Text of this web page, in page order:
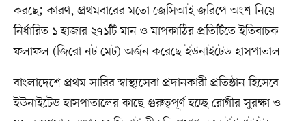
করছে; কারণ, প্রথমবারের মতো জেসিআই জরিপে অংশ নিয়ে
নির্ধারিত ১ হাজার ২৭১টি মান ও মাপকাঠির প্রতিটিতে ইতিবাচক
ফলাফল (জিরো নট মেট) অর্জন করেছে ইউনাইটেড হাসপাতাল।
বাংলাদেশে প্রথম সারির স্বাস্থ্যসেবা প্রদানকারী প্রতিষ্ঠান হিসেবে
ইউনাইটেড হাসপাতালের কাছে গুরুত্বপূর্ণ হচ্ছে রোগীর সুরক্ষা ও